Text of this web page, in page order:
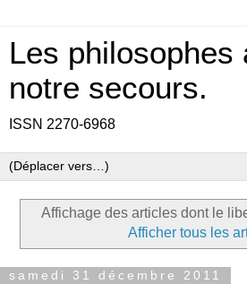
Les philosophes
notre secours.
ISSN 2270-6968
Affichage des articles dont le
Afficher tous les
samedi 31 décembre 2011